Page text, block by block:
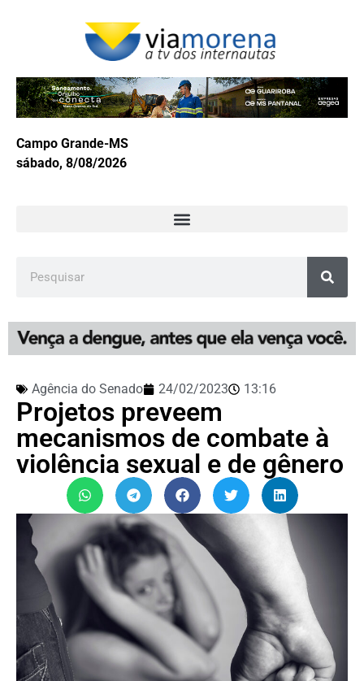
Campo Grande-MS
sábado, 8/08/2026
Agência do Senado 24/02/2023 13:16
Projetos preveem
mecanismos de combate à
violência sexual e de gênero